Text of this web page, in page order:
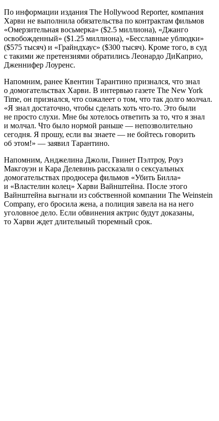
По информации издания The Hollywood Reporter, компания
Харви не выполнила обязательства по контрактам фильмов
«Омерзительная восьмерка» ($2.5 миллиона), «Джанго
освобожденный» ($1.25 миллиона), «Бесславные ублюдки»
($575 тысяч) и «Грайндхаус» ($300 тысяч). Кроме того, в суд
с такими же претензиями обратились Леонардо ДиКаприо,
Дженнифер Лоуренс.
Напомним, ранее Квентин Тарантино признался, что знал
о домогательствах Харви. В интервью газете The New York
Time, он признался, что сожалеет о том, что так долго молчал.
«Я знал достаточно, чтобы сделать хоть что-то. Это были
не просто слухи. Мне бы хотелось ответить за то, что я знал
и молчал. Что было нормой раньше — непозволительно
сегодня. Я прошу, если вы знаете — не бойтесь говорить
об этом!» — заявил Тарантино.
Напомним, Анджелина Джоли, Гвинет Пэлтроу, Роуз
Макгоуэн и Кара Делевинь рассказали о сексуальных
домогательствах продюсера фильмов «Убить Билла»
и «Властелин колец» Харви Вайнштейна. После этого
Вайнштейна выгнали из собственной компании The Weinstein
Company, его бросила жена, а полиция завела на на него
уголовное дело. Если обвинения актрис будут доказаны,
то Харви ждет длительный тюремный срок.